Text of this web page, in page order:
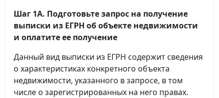
Шаг 1А. Подготовьте запрос на получение
выписки из ЕГРН об объекте недвижимости
и оплатите ее получение
Данный вид выписки из ЕГРН содержит сведения
о характеристиках конкретного объекта
недвижимости, указанного в запросе, в том
числе о зарегистрированных на него правах.